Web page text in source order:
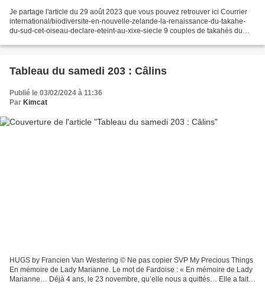
Je partage l'article du 29 août 2023 que vous pouvez retrouver ici Courrier
international/biodiversite-en-nouvelle-zelande-la-renaissance-du-takahe-
du-sud-cet-oiseau-declare-eteint-au-xixe-siecle 9 couples de takahés du
Tableau du samedi 203 : Câlins
Publié le 03/02/2024 à 11:36
Par Kimcat
HUGS by Francien Van Westering © Ne pas copier SVP My Precious Things
En mémoire de Lady Marianne. Le mot de Fardoise : « En mémoire de Lady
Marianne… Déjà 4 ans, le 23 novembre, qu’elle nous a quittés… Elle a fait